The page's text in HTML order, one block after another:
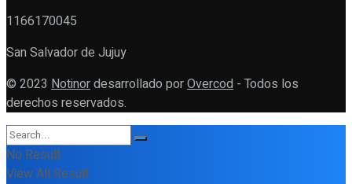
1166170045
San Salvador de Jujuy
© 2023 Notinordesarrollado porOvercod - Todos los
derechos reservados.
No Result
View All Result